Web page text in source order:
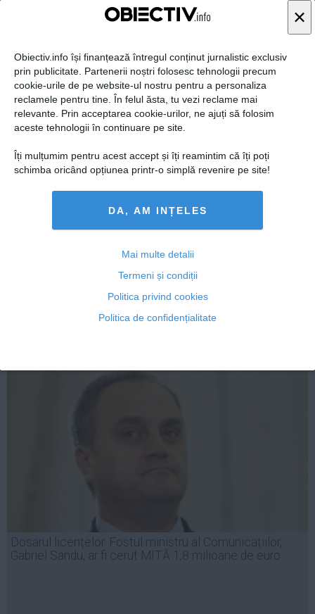
×
Obiectiv.info își finanțează întregul conținut jurnalistic exclusiv
prin publicitate. Partenerii noștri folosesc tehnologii precum
cookie-urile de pe website-ul nostru pentru a personaliza
reclamele pentru tine. În felul ăsta, tu vezi reclame mai
relevante. Prin acceptarea cookie-urilor, ne ajuți să folosim
aceste tehnologii în continuare pe site.
Îți mulțumim pentru acest accept și îți reamintim că îți poți
schimba oricând opțiunea printr-o simplă revenire pe site!
DA, AM INȚELES
Mai multe detalii
Termeni și condiții
Politica privind cookies
Politica de confidențialitate
Programul SEI erau exagerate cu cel puţin 50%
Dosarul licențelor. Fostul ministru al Comunicațiilor,
Gabriel Sandu, ar fi cerut MITĂ 1,8 milioane de euro